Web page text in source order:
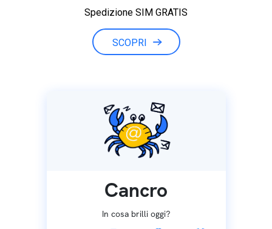
Spedizione SIM GRATIS
SCOPRI
Cancro
In cosa brilli oggi?